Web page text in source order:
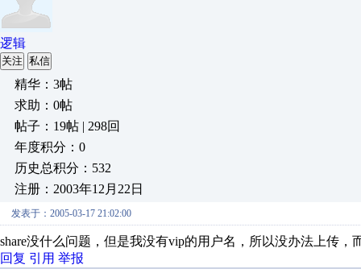
逻辑
关注 私信
精华：3帖
求助：0帖
帖子：19帖 | 298回
年度积分：0
历史总积分：532
注册：2003年12月22日
发表于：2005-03-17 21:02:00
share没什么问题，但是我没有vip的用户名，所以没办法上传
回复 引用 举报